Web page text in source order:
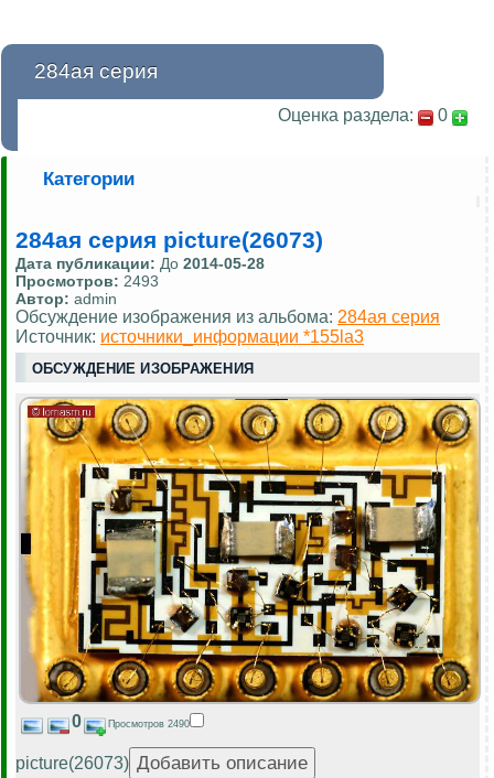
284ая серия
Оценка раздела: 0
Категории
284ая серия picture(26073)
Дата публикации: До 2014-05-28
Просмотров: 2493
Автор: admin
Обсуждение изображения из альбома: 284ая серия
Источник: источники_информации *155la3
ОБСУЖДЕНИЕ ИЗОБРАЖЕНИЯ
0 Просмотров 2490
picture(26073)